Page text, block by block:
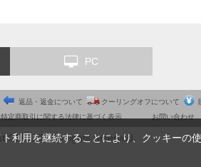
PC
返品・返金について クーリングオフについて
特定商取引に関する法律に基づく表示 お問い合わせ
All rights reserved.
利用を継続することにより、クッキーの